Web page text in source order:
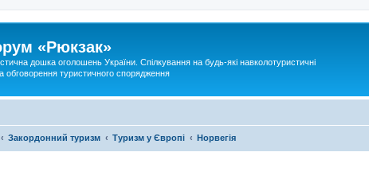
«Рюкзак»
дошка оголошень України. Спілкування на будь-які навколотуристичні
обговорення туристичного спорядження
Закордонний туризм Туризм у Європі Норвегія